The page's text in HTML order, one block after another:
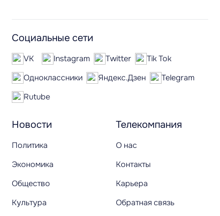
Новости
Политика
Экономика
Общество
Культура
Телекомпания
О нас
Контакты
Карьера
Обратная связь
Социальные сети
VK Instagram Twitter
Tik Tok
Одноклассники
Яндекс.Дзен
Telegram
Rutube